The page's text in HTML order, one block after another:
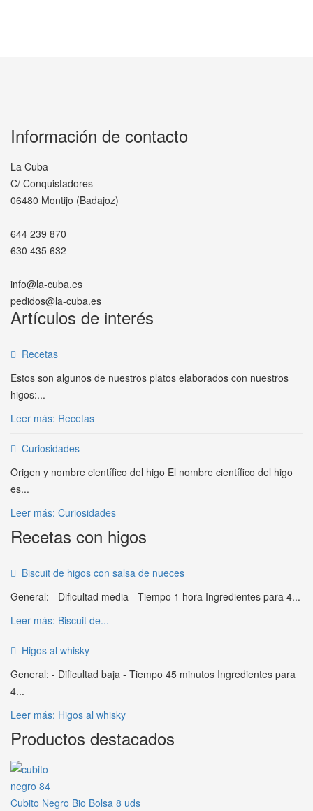
Información de contacto
La Cuba
C/ Conquistadores
06480 Montijo (Badajoz)
644 239 870
630 435 632
info@la-cuba.es
pedidos@la-cuba.es
Artículos de interés
Recetas
Estos son algunos de nuestros platos elaborados con nuestros
higos:...
Leer más: Recetas
Curiosidades
Origen y nombre científico del higo El nombre científico del higo
es...
Leer más: Curiosidades
Recetas con higos
Biscuit de higos con salsa de nueces
General: - Dificultad media - Tiempo 1 hora Ingredientes para 4...
Leer más: Biscuit de...
Higos al whisky
General: - Dificultad baja - Tiempo 45 minutos Ingredientes para
4...
Leer más: Higos al whisky
Productos destacados
Cubito Negro Bio Bolsa 8 uds